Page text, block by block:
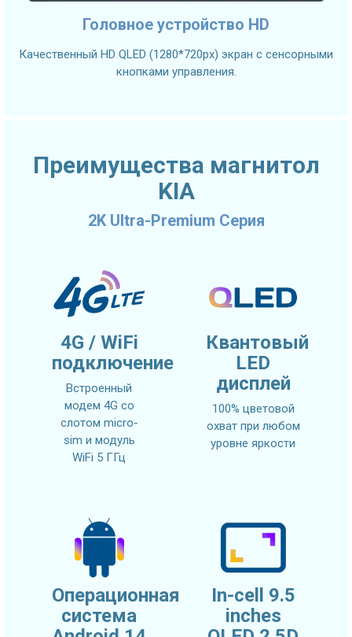
Головное устройство HD
Качественный HD QLED (1280*720px) экран с сенсорными
кнопками управления.
Преимущества магнитол
KIA
2K Ultra-Premium Серия
4G / WiFi
подключение
Встроенный
модем 4G со
слотом micro-
sim и модуль
WiFi 5 ГГц
Квантовый
LED
дисплей
100% цветовой
охват при любом
уровне яркости
Операционная
система
In-cell 9.5
inches